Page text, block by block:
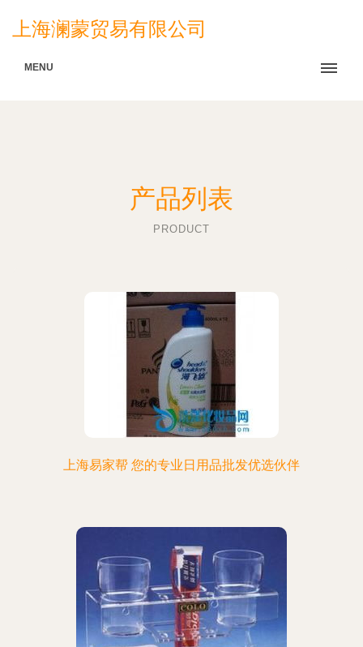
上海澜蒙贸易有限公司
MENU
产品列表
PRODUCT
上海易家帮 您的专业日用品批发优选伙伴